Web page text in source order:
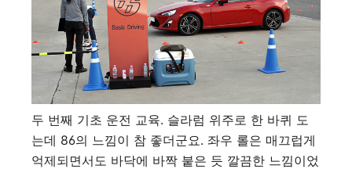
두 번째 기초 운전 교육. 슬라럼 위주로 한 바퀴 도
는데 86의 느낌이 참 좋더군요. 좌우 롤은 매끄럽게
억제되면서도 바닥에 바짝 붙은 듯 깔끔한 느낌이었